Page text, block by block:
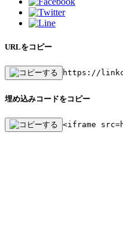
URLをコピー
https://
埋め込みコードをコピー
<iframe